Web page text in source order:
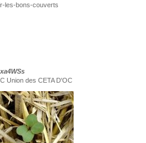
les-bons-couverts
Union des CETA D'OC